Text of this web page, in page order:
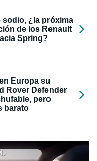
sodio, ¿la próxima
de los Renault
Spring?
Europa su
Rover Defender
pero
barato